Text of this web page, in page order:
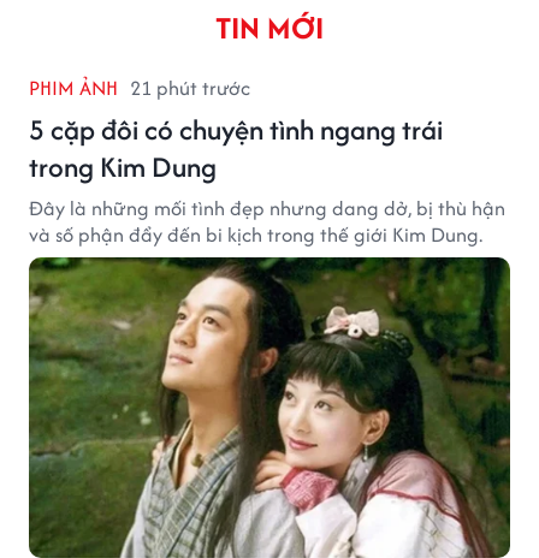
TIN MỚI
PHIM ẢNH 21 phút trước
5 cặp đôi có chuyện tình ngang trái
trong Kim Dung
Đây là những mối tình đẹp nhưng dang dở, bị thù hận
và số phận đẩy đến bi kịch trong thế giới Kim Dung.